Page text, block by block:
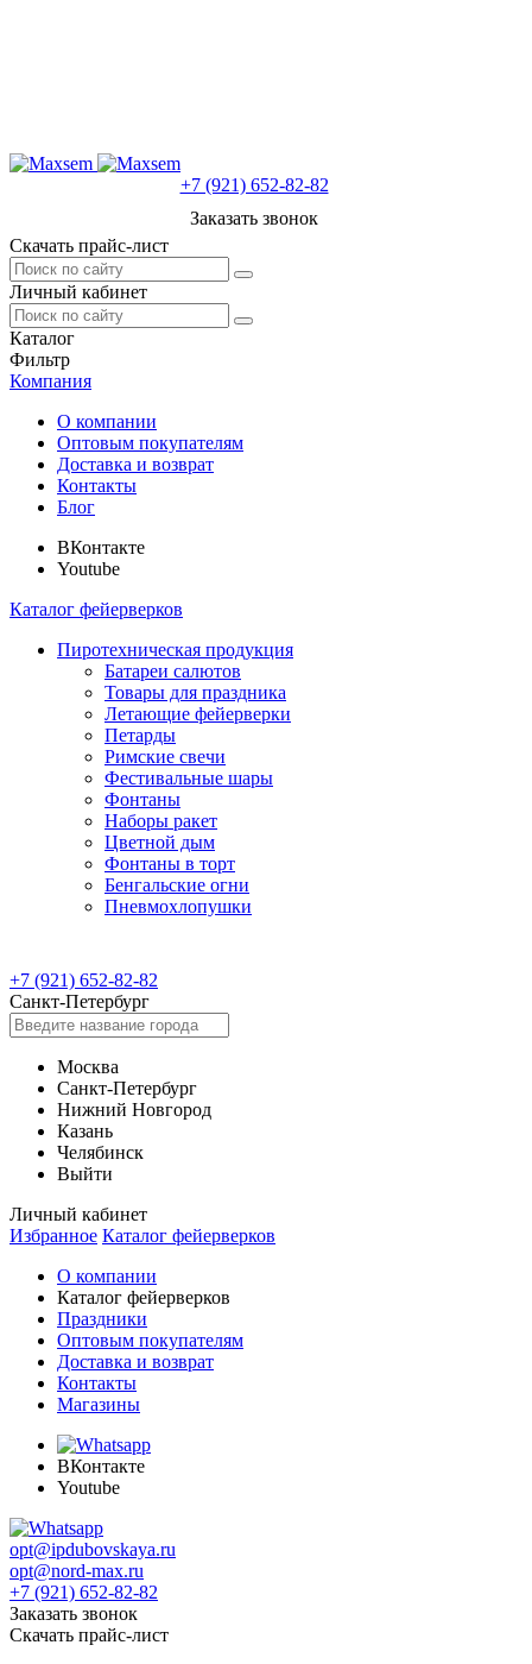
+7 (921) 652-82-82
Заказать звонок
Скачать прайс-лист
Личный кабинет
Каталог
Фильтр
Компания
О компании
Оптовым покупателям
Доставка и возврат
Контакты
Блог
ВКонтакте
Youtube
Каталог фейерверков
Пиротехническая продукция
Батареи салютов
Товары для праздника
Летающие фейерверки
Петарды
Римские свечи
Фестивальные шары
Фонтаны
Наборы ракет
Цветной дым
Фонтаны в торт
Бенгальские огни
Пневмохлопушки
+7 (921) 652-82-82
Санкт-Петербург
Москва
Санкт-Петербург
Нижний Новгород
Казань
Челябинск
Выйти
Личный кабинет
Избранное Каталог фейерверков
О компании
Каталог фейерверков
Праздники
Оптовым покупателям
Доставка и возврат
Контакты
Магазины
ВКонтакте
Youtube
opt@ipdubovskaya.ru
opt@nord-max.ru
+7 (921) 652-82-82
Заказать звонок
Скачать прайс-лист